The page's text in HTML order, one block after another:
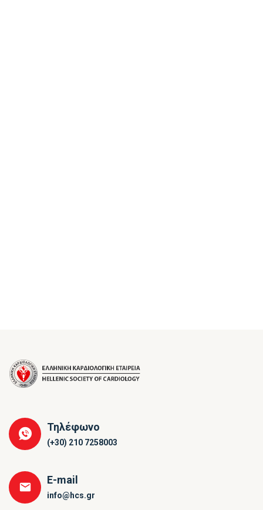
Τηλέφωνο
(+30) 210 7258003
E-mail
info@hcs.gr